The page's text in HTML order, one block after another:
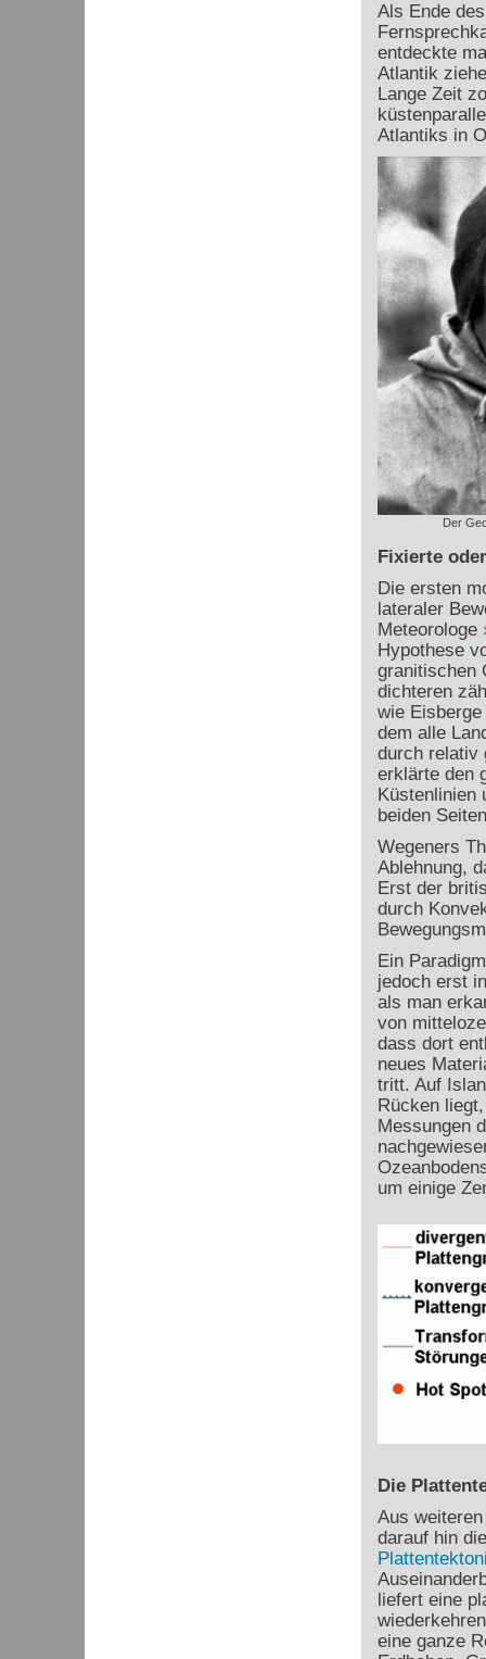
Als Ende
entdeckte
Atlantik
Lange Zeit
Atlantiks in
Der
Fixierte
Die ersten
lateraler
Meteorologe
Hypothese
granitischen
dichteren
wie
dem alle
durch relativ
erklärte den
Küstenlinien
beiden
Wegeners
Ablehnung,
Erst der
durch
Ein
jedoch erst
als man
von
dass dort
neues
tritt. Auf
Rücken
Messungen
um einige
Die
Aus
darauf hin
liefert eine
eine ganze